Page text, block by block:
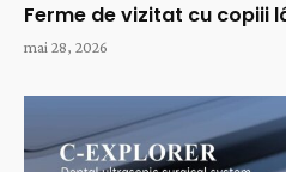
Ferme de vizitat cu copiii
mai 28, 2026